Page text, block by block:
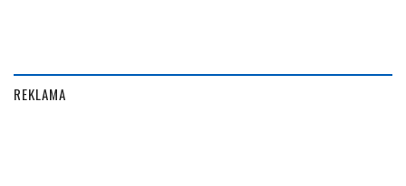
REKLAMA